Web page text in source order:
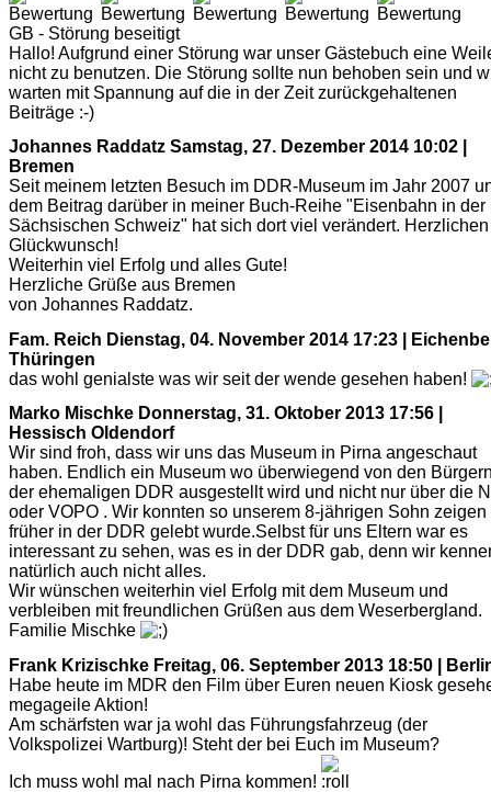
GB - Störung beseitigt
Hallo! Aufgrund einer Störung war unser Gästebuch eine
nicht zu benutzen. Die Störung sollte nun behoben sein und
warten mit Spannung auf die in der Zeit zurückgehaltenen
Beiträge :-)
Johannes Raddatz Samstag, 27. Dezember 2014 10:02 |
Bremen
Seit meinem letzten Besuch im DDR-Museum im Jahr 2007
dem Beitrag darüber in meiner Buch-Reihe "Eisenbahn in der
Sächsischen Schweiz" hat sich dort viel verändert. Herzlichen
Glückwunsch!
Weiterhin viel Erfolg und alles Gute!
Herzliche Grüße aus Bremen
von Johannes Raddatz.
Fam. Reich Dienstag, 04. November 2014 17:23 |
Thüringen
das wohl genialste was wir seit der wende gesehen haben!
Marko Mischke Donnerstag, 31. Oktober 2013 17:56 |
Hessisch Oldendorf
Wir sind froh, dass wir uns das Museum in Pirna angeschaut
haben. Endlich ein Museum wo überwiegend von den
der ehemaligen DDR ausgestellt wird und nicht nur über die
oder VOPO . Wir konnten so unserem 8-jährigen Sohn zeigen
früher in der DDR gelebt wurde.Selbst für uns Eltern war es
interessant zu sehen, was es in der DDR gab, denn wir
natürlich auch nicht alles.
Wir wünschen weiterhin viel Erfolg mit dem Museum und
verbleiben mit freundlichen Grüßen aus dem Weserbergland.
Familie Mischke
Frank Krizischke Freitag, 06. September 2013 18:50 |
Habe heute im MDR den Film über Euren neuen Kiosk
megageile Aktion!
Am schärfsten war ja wohl das Führungsfahrzeug (der
Volkspolizei Wartburg)! Steht der bei Euch im Museum?
Ich muss wohl mal nach Pirna kommen!